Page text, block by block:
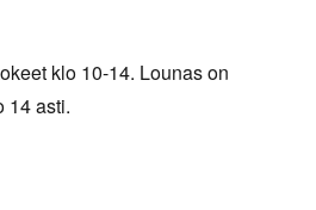
klo 10-14. Lounas on
14 asti.